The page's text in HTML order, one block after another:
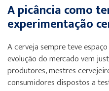
A picância como
experimentação
A cerveja sempre teve
evolução do mercado vem
produtores, mestres
consumidores dispostos a